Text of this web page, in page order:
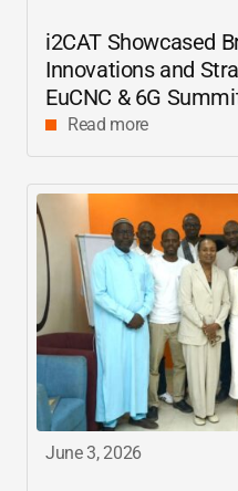
i2CAT Showcased
Innovations and
EuCNC & 6G
Read more
June 3, 2026